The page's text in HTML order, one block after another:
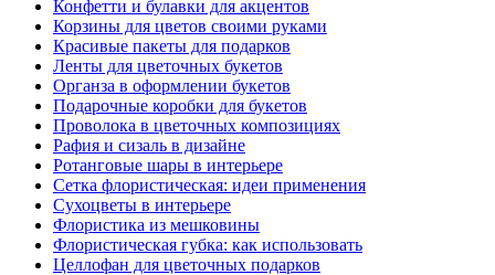
Конфетти и булавки для акцентов
Корзины для цветов своими руками
Красивые пакеты для подарков
Ленты для цветочных букетов
Органза в оформлении букетов
Подарочные коробки для букетов
Проволока в цветочных композициях
Рафия и сизаль в дизайне
Ротанговые шары в интерьере
Сетка флористическая: идеи применения
Сухоцветы в интерьере
Флористика из мешковины
Флористическая губка: как использовать
Целлофан для цветочных подарков